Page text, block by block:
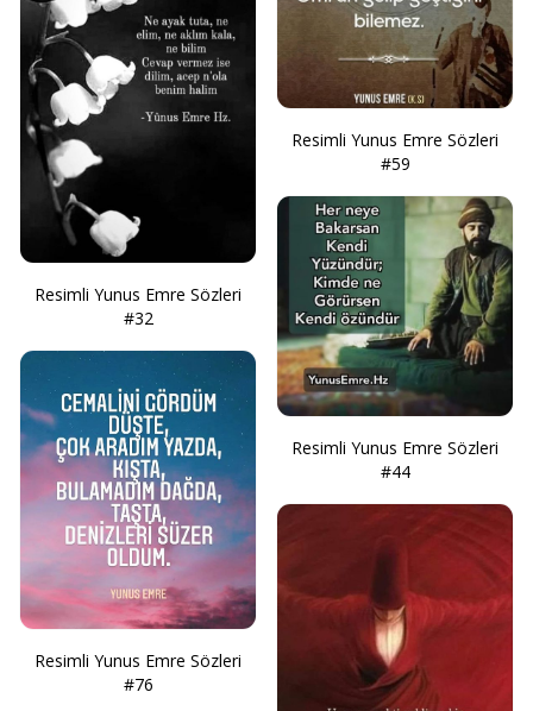
Resimli Yunus Emre Sözleri
#32
Resimli Yunus Emre Sözleri
#76
Resimli Yunus Emre Sözleri
#59
Resimli Yunus Emre Sözleri
#44